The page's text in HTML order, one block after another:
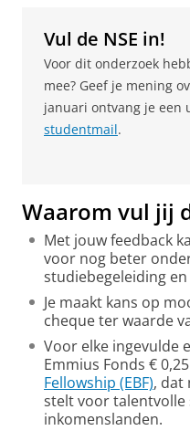
Vul de NSE in!
Voor dit onderzoek
mee? Geef je mening
januari ontvang je een
studentmail.
Waarom vul jij
Met jouw feedback
voor nog beter
studiebegeleiding
Je maakt kans op
cheque ter waarde
Voor elke ingevulde
Emmius Fonds €
Fellowship (EBF), dat
stelt voor
inkomenslanden.